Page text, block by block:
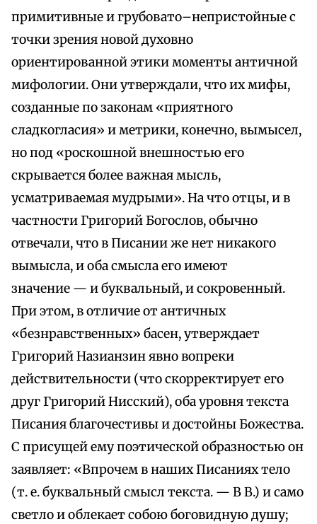
примитивные и грубовато–непристойные с
точки зрения новой духовно
ориентированной этики моменты античной
мифологии. Они утверждали, что их мифы,
созданные по законам «приятного
сладкогласия» и метрики, конечно, вымысел,
но под «роскошной внешностью его
скрывается более важная мысль,
усматриваемая мудрыми». На что отцы, и в
частности Григорий Богослов, обычно
отвечали, что в Писании же нет никакого
вымысла, и оба смысла его имеют
значение — и буквальный, и сокровенный.
При этом, в отличие от античных
«безнравственных» басен, утверждает
Григорий Назианзин явно вопреки
действительности (что скорректирует его
друг Григорий Нисский), оба уровня текста
Писания благочестивы и достойны Божества.
С присущей ему поэтической образностью он
заявляет: «Впрочем в наших Писаниях тело
(т. е. буквальный смысл текста. — В В.) и само
светло и облекает собою боговидную душу;